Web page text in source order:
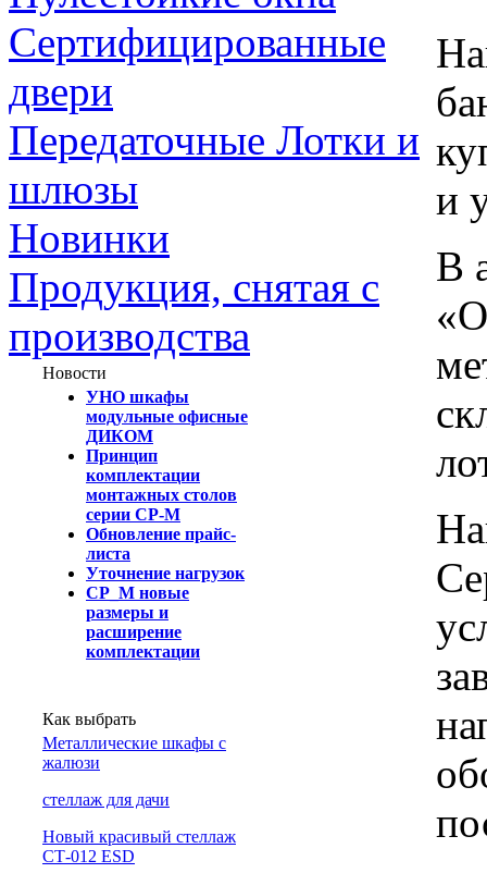
Сертифицированные
двери
Передаточные Лотки и
шлюзы
Новинки
Продукция, снятая с
производства
Новости
УНО шкафы
модульные офисные
ДИКОМ
Принцип
комплектации
монтажных столов
серии СР-М
Обновление прайс-
листа
Уточнение нагрузок
СР_М новые
размеры и
расширение
комплектации
Как выбрать
Металлические шкафы с
жалюзи
cтеллаж для дачи
Новый красивый стеллаж
СТ-012 ESD
и
В